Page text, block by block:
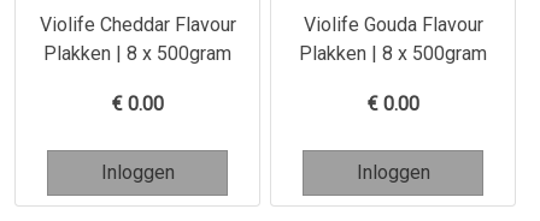
Violife Cheddar Flavour
Plakken | 8 x 500gram
€ 0.00
Violife Gouda Flavour
Plakken | 8 x 500gram
€ 0.00